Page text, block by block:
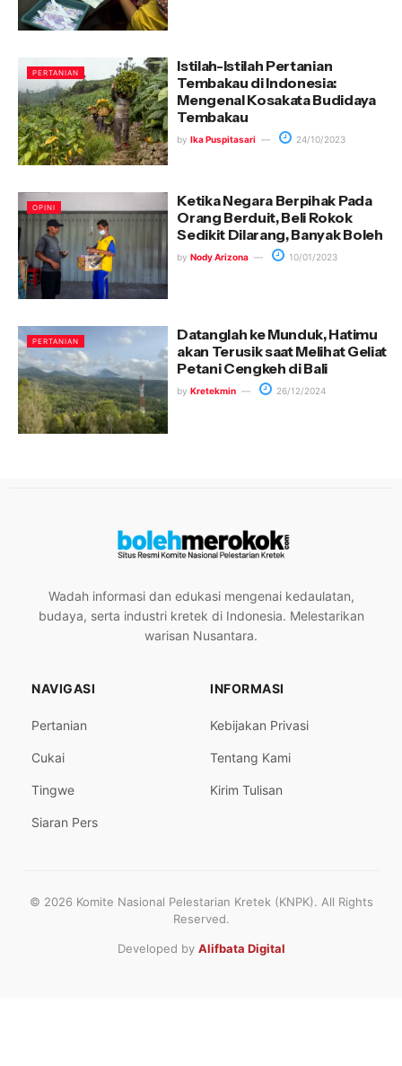
PERTANIAN
Istilah-Istilah Pertanian
Tembakau di Indonesia:
Mengenal Kosakata Budidaya
Tembakau
by Ika Puspitasari 24/10/2023
OPINI
Ketika Negara Berpihak Pada
Orang Berduit, Beli Rokok
Sedikit Dilarang, Banyak Boleh
by Nody Arizona 10/01/2023
PERTANIAN
Datanglah ke Munduk, Hatimu
akan Terusik saat Melihat Geliat
Petani Cengkeh di Bali
by Kretekmin 26/12/2024
Wadah informasi dan edukasi mengenai kedaulatan,
budaya, serta industri kretek di Indonesia. Melestarikan
warisan Nusantara.
NAVIGASI
Pertanian
Cukai
Tingwe
Siaran Pers
INFORMASI
Kebijakan Privasi
Tentang Kami
Kirim Tulisan
© 2026 Komite Nasional Pelestarian Kretek (KNPK). All Rights
Reserved.
Developed by Alifbata Digital